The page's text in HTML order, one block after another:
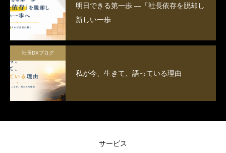
明日できる第一歩 ―「社長依存を脱却し
新しい一歩
社長DXブログ
私が今、生きて、語っている理由
サービス